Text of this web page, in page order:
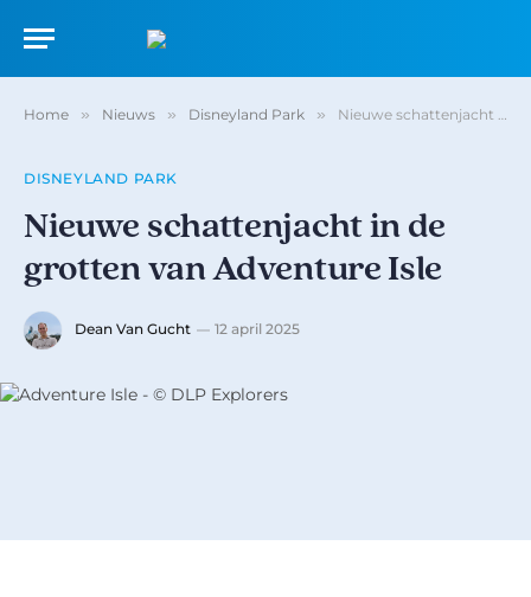
Home » Nieuws » Disneyland Park » Nieuwe schattenjacht in de grotten van Adventure Isle
DISNEYLAND PARK
Nieuwe schattenjacht in de
grotten van Adventure Isle
Dean Van Gucht 12 april 2025